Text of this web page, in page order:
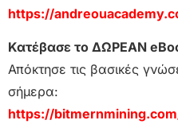
https://
Κατέβασε το ΔΩΡΕΑΝ
Απόκτησε τις βασικές
σήμερα:
https://